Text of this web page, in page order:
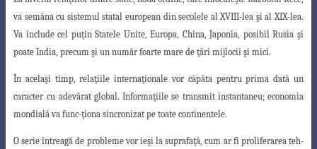
va semăna cu sistemul statal european din secolele al XVIII-lea şi al XIX-lea.
Va includecel puţin Statele Unite, Europa, China, Japonia, posibil Rusia şi
poate India, precum şi un număr foarte mare de ţări mijlocii şi mici.
În acelaşi timp, relaţiile internaţionale vor căpăta pentru prima dată un
caracter cu adevărat global. Informaţiile se transmit instantaneu; economia
mondială va func-ţiona sincronizat pe toate continentele.
O serie întreagă de probleme vor ieşi la suprafaţă, cum ar fi proliferarea teh-